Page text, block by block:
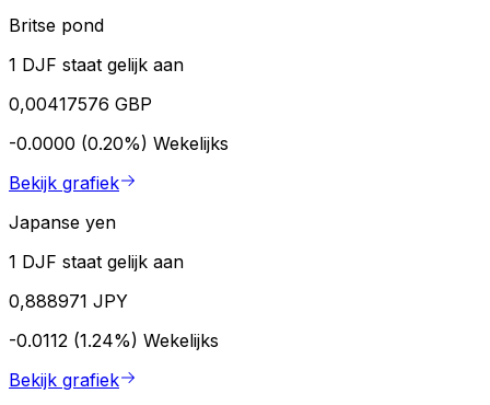
Britse pond
1 DJF staat gelijk aan
0,00417576 GBP
-0.0000 (0.20%) Wekelijks
Bekijk grafiek
Japanse yen
1 DJF staat gelijk aan
0,888971 JPY
-0.0112 (1.24%) Wekelijks
Bekijk grafiek